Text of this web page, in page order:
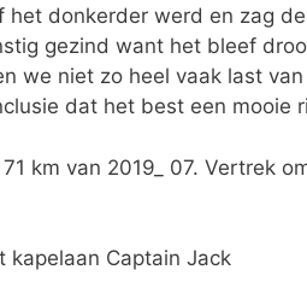
donkerder werd en zag
gezind want het bleef
we niet zo heel vaak last
dat het best een mooie
km van 2019_ 07. Vertrek
kapelaan Captain Jack